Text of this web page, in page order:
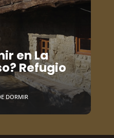
en La
Refugio
DORMIR